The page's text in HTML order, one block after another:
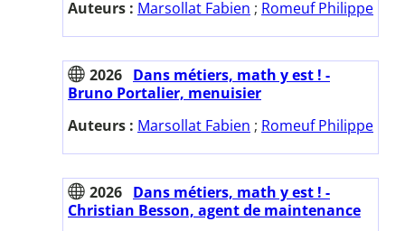
Auteurs : Marsollat Fabien ; Romeuf Philippe
2026 Dans métiers, math y est ! -
Bruno Portalier, menuisier
Auteurs : Marsollat Fabien ; Romeuf Philippe
2026 Dans métiers, math y est ! -
Christian Besson, agent de maintenance